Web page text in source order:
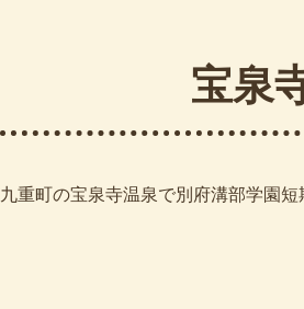
宝泉
九重町の宝泉寺温泉で別府溝部学園